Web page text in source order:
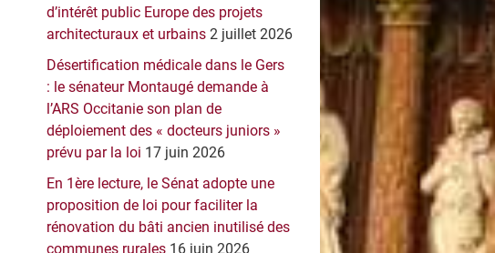
d’intérêt public Europe des projets
architecturaux et urbains 2 juillet 2026
Désertification médicale dans le Gers
: le sénateur Montaugé demande à
l’ARS Occitanie son plan de
déploiement des « docteurs juniors »
prévu par la loi 17 juin 2026
En 1ère lecture, le Sénat adopte une
proposition de loi pour faciliter la
rénovation du bâti ancien inutilisé des
communes rurales 16 juin 2026